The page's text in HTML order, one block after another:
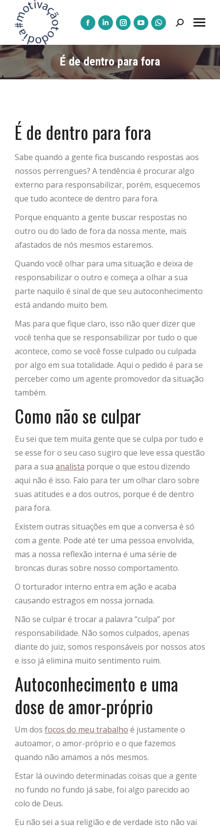
A
página
Facebook
abre
A
página
LinkedIn
abre
A
página
Instagram
abre
A
página
YouTube
A
página
WhatsApp
Pesquisar:
É de dentro para fora
É de dentro para fora
Sabe quando a gente fica buscando respostas aos
nossos perrengues? A tendência é procurar algo
externo para responsabilizar, porém, esquecemos
que tudo acontece de dentro para fora.
Porque enquanto a gente buscar respostas no
outro ou do lado de fora da nossa mente, mais
afastados de nós mesmos estaremos.
Quando você olhar para uma situação e deixa de
responsabilizar o outro e começa a olhar a sua
parte naquilo é sinal de que seu autoconhecimento
está andando muito bem.
Mas para que fique claro, isso não quer dizer que
você tenha que se responsabilizar por tudo o que
acontece, como se você fosse culpado ou culpada
por algo em sua totalidade. Aqui o pedido é para se
perceber como um agente promovedor da situação
também.
Como não se culpar
Eu sei que tem muita gente que se culpa por tudo e
se esse for o seu caso sugiro que leve essa questão
para a sua analista porque o que estou dizendo
aqui não é isso. Falo para ter um olhar claro sobre
suas atitudes e a dos outros, porque é de dentro
para fora.
Existem outras situações em que a conversa é só
com a gente. Pode até ter uma pessoa envolvida,
mas a nossa reflexão interna é uma série de
broncas duras sobre nosso comportamento.
O torturador interno entra em ação e acaba
causando estragos em nossa jornada.
Não se culpar é trocar a palavra “culpa” por
responsabilidade. Não somos culpados, apenas
diante do juiz, somos responsáveis por nossos atos
e isso já elimina muito sentimento ruim.
Autoconhecimento e uma
dose de amor-próprio
Um dos focos do meu trabalho é justamente o
autoamor, o amor-próprio e o que fazemos
quando não amamos a nós mesmos.
Estar lá ouvindo determinadas coisas que a gente
no fundo no fundo já sabe, foi algo parecido ao
colo de Deus.
Eu não sei a sua religião e de verdade isto não vai